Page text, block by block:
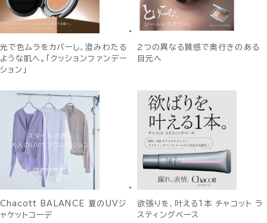
光で色ムラをカバーし、澄みわたる
ような肌へ。「クッションファンデー
ション」
２つの異なる質感で奥行きのある
目元へ
Chacott BALANCE 夏のUVジ
ャケットコーデ
欲張りを、叶える1本 チャコット ラ
スティングベース